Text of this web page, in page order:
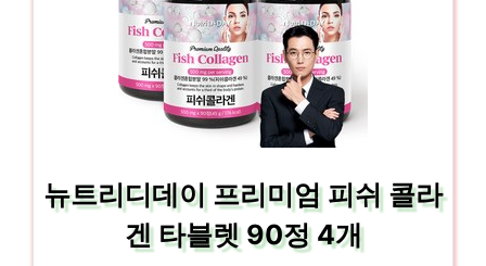
뉴트리디데이 프리미엄 피쉬 콜라
겐 타블렛 90정 4개